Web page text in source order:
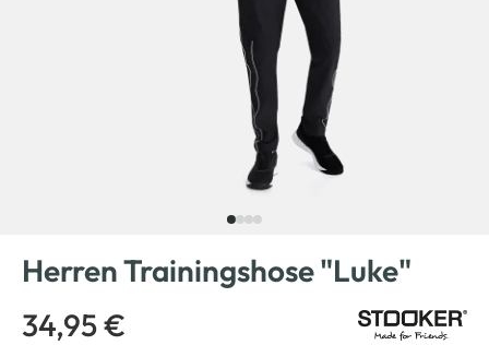
Herren Trainingshose "Luke"
34,95 €